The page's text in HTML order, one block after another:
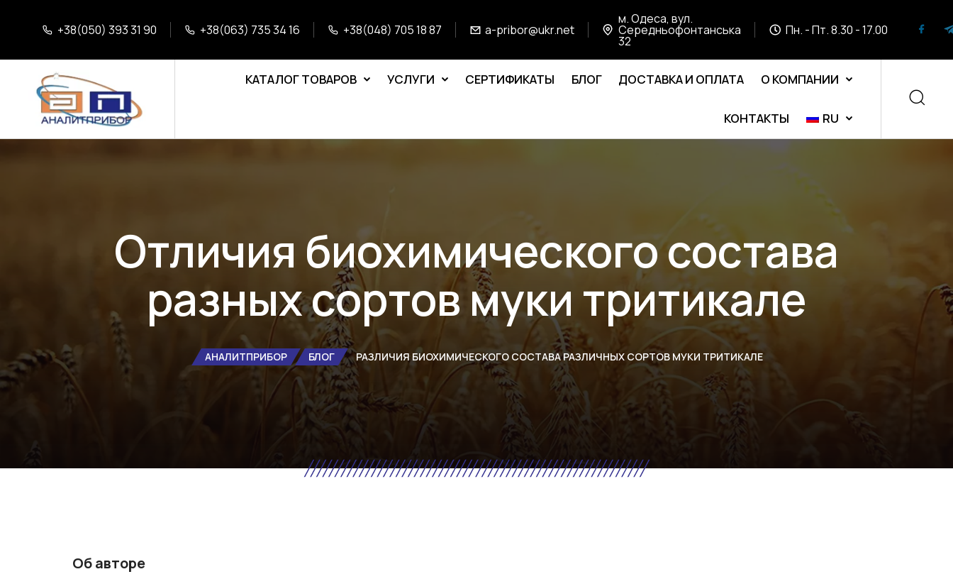
+38(050) 393 31 90 +38(063) 735 34 16 +38(048) 705 18 87 a-pribor@ukr.net
м. Одеса, вул.
Середньофонтанська
32
Пн. - Пт. 8.30 - 17.00
КАТАЛОГ ТОВАРОВ УСЛУГИ СЕРТИФИКАТЫ БЛОГ ДОСТАВКА И ОПЛАТА О КОМПАНИИ
КОНТАКТЫ RU
Отличия биохимического состава
разных сортов муки тритикале
АНАЛИТПРИБОР БЛОГ РАЗЛИЧИЯ БИОХИМИЧЕСКОГО СОСТАВА РАЗЛИЧНЫХ СОРТОВ МУКИ ТРИТИКАЛЕ
Об авторе